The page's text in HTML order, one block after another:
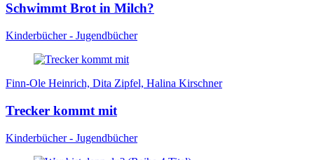
Schwimmt Brot in Milch?
Kinderbücher - Jugendbücher
Finn-Ole Heinrich, Dita Zipfel, Halina Kirschner
Trecker kommt mit
Kinderbücher - Jugendbücher